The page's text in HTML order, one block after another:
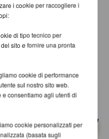
DELLA
i cookie per raccogliere i
di tipo tecnico per
sito e fornire una pronta
cookie di performance
sul nostro sito web.
consentiamo agli utenti di
cookie personalizzati per
(basata sugli